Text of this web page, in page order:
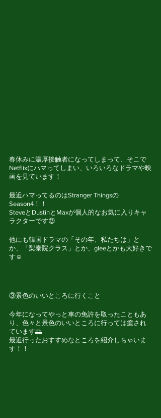
春休みに濃厚接触者になってしまって、そこで
Netflixにハマってしまい、いろいろなドラマや映
画を見ています！
最近ハマってるのはStranger Thingsの
Season4！！
SteveとDustinとMaxが個人的なお気に入りキャ
ラクターです😍
他にも韓国ドラマの「その年、私たちは」と
か、「梨泰院クラス」とか、gleeとかも大好きで
す☺
③景色のいいところに行くこと
今年になってやっと車の免許を取ったこともあ
り、色々と景色のいいところに行っては癒され
ています🌅
最近行ったおすすめなところを紹介しちゃいま
す！！